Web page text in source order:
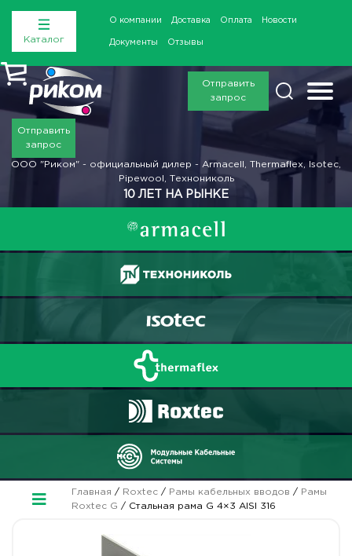
Каталог
О компании Доставка Оплата Новости
Документы Отзывы
Отправить
запрос
Отправить
запрос
ООО "Риком" - официальный дилер - Armacell, Thermaflex, Isotec,
Pipewool, Технониколь
10 ЛЕТ НА РЫНКЕ
Главная / Roxtec/ Рамы кабельных вводов / Рамы
Roxtec G / Стальная рама G 4×3 AISI 316